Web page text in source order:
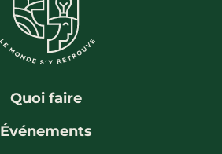
Quoi faire
Événements